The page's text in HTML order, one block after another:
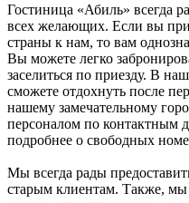
Гостиница «Абиль» всегда
всех желающих. Если вы
страны к нам, то вам
Вы можете легко
заселиться по приезду. В
сможете отдохнуть после
нашему замечательному
персоналом по контактным
подробнее о свободных
Мы всегда рады
старым клиентам. Также, мы